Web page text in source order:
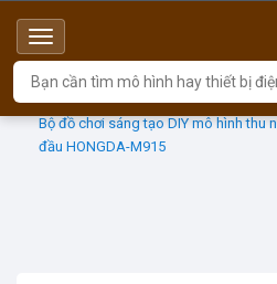
Menu
Top
Sản phẩm HONGDA
Bộ đồ chơi sáng tạo DIY mô hình thu
đầu HONGDA-M915